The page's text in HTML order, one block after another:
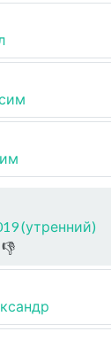
(утренний)
👎